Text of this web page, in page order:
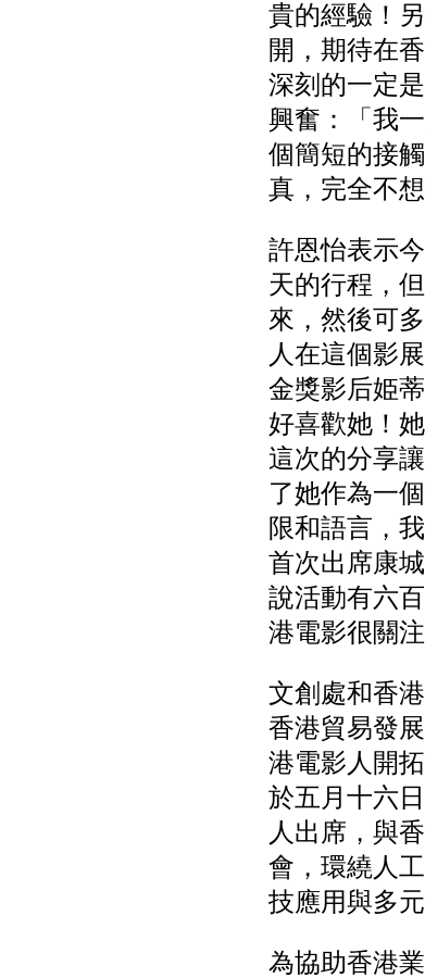
貴的經驗！
開，期待在
深刻的一定
興奮：「我
個簡短的接
真，完全不
許恩怡表示
天的行程，
來，然後可
人在這個影
金獎影后姫
好喜歡她！
這次的分享
了她作為一
限和語言，
首次出席康
說活動有六
港電影很關
文創處和香
香港貿易發
港電影人開
於五月十六
人出席，與
會，環繞人
技應用與多
為協助香港